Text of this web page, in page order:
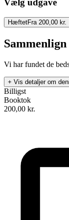
Vælg udgave
HæftetFra 200,00 kr.
Vi har fundet de
+ Vis detaljer om
Kærlighedsbegrebet
Billigst
Booktok
200,00 kr.